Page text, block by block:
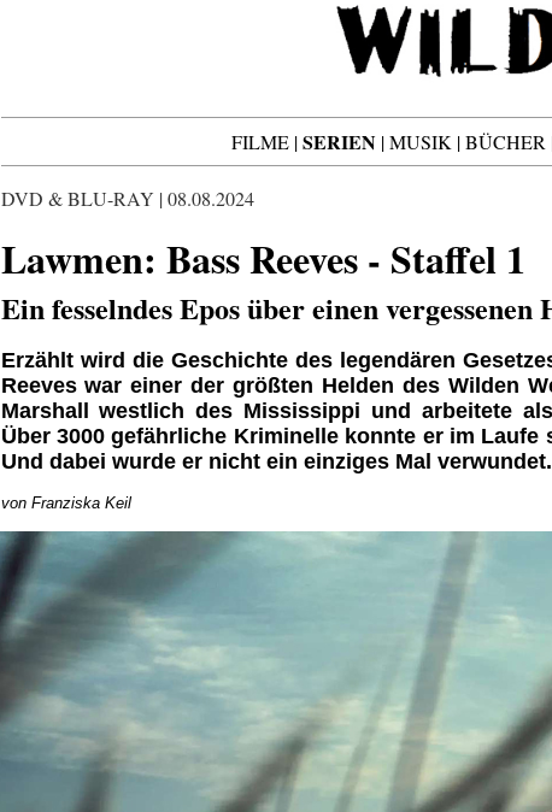
FILME|SERIEN |MUSIK |BÜCHER
DVD & BLU-RAY | 08.08.2024
Lawmen: Bass Reeves - Staffel 1
Ein fesselndes Epos über einen vergessenen
Erzählt wird die Geschichte des legendären
Reeves war einer der größten Helden des Wilden
Marshall westlich des Mississippi und arbeitete
Über 3000 gefährliche Kriminelle konnte er im
Und dabei wurde er nicht ein einziges Mal verwundet.
von Franziska Keil